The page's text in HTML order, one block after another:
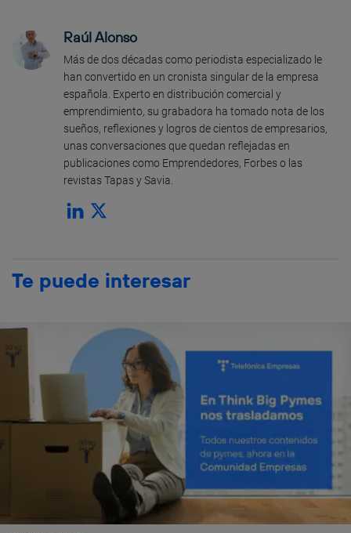
Raúl Alonso
Más de dos décadas como periodista especializado le
han convertido en un cronista singular de la empresa
española. Experto en distribución comercial y
emprendimiento, su grabadora ha tomado nota de los
sueños, reflexiones y logros de cientos de empresarios,
unas conversaciones que quedan reflejadas en
publicaciones como Emprendedores, Forbes o las
revistas Tapas y Savia.
Te puede interesar